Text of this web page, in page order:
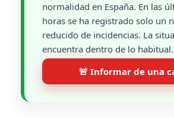
normalidad en España. En las
horas se ha registrado solo un
reducido de incidencias. La
encuentra dentro de lo habitual.
🚨 Informar de una